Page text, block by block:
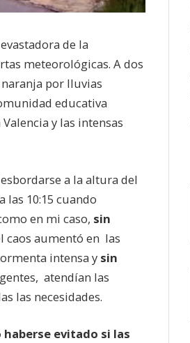
de la
meteorológicas. A dos
por lluvias
educativa
y las intensas
a la altura del
10:15 cuando
en mi caso, sin
caos aumentó en las
intensa y sin
atendían las
las necesidades.
haberse evitado si las